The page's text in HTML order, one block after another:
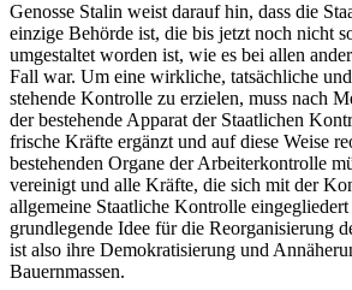
Genosse Stalin weist darauf hin, dass die
einzige Behörde ist, die bis jetzt noch nicht
umgestaltet worden ist, wie es bei allen
Fall war. Um eine wirkliche, tatsächliche
stehende Kontrolle zu erzielen, muss nach
der bestehende Apparat der Staatlichen
frische Kräfte ergänzt und auf diese Weise
bestehenden Organe der Arbeiterkontrolle
vereinigt und alle Kräfte, die sich mit der
allgemeine Staatliche Kontrolle
grundlegende Idee für die Reorganisierung
ist also ihre Demokratisierung und
Bauernmassen.